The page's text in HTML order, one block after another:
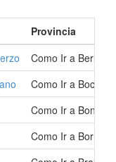
Provincia
Como Ir a
Como Ir a Boca-
Como Ir a Bonar |
Como Ir a